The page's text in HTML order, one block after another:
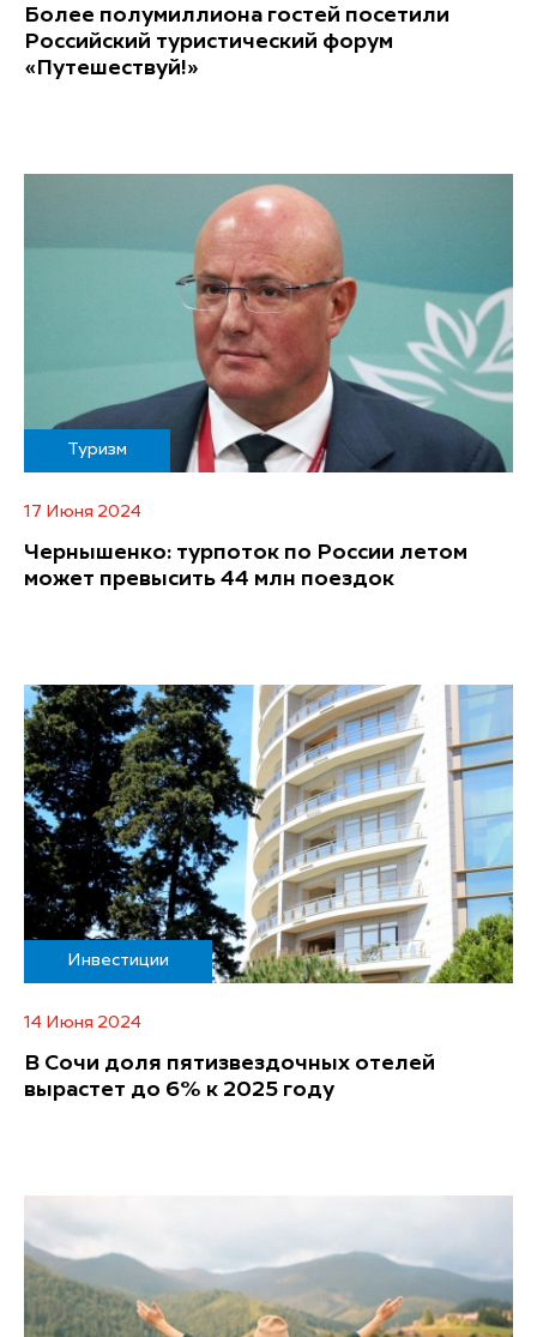
Более полумиллиона гостей посетили
Российский туристический форум
«Путешествуй!»
Туризм
17 Июня 2024
Чернышенко: турпоток по России летом
может превысить 44 млн поездок
Инвестиции
14 Июня 2024
В Сочи доля пятизвездочных отелей
вырастет до 6% к 2025 году